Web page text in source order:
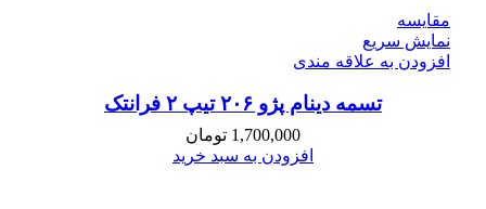
مقايسه
نمایش سریع
افزودن به علاقه مندی
تسمه دینام پژو ۲۰۶ تیپ ۲ فرانتک
1,700,000 تومان
افزودن به سبد خرید